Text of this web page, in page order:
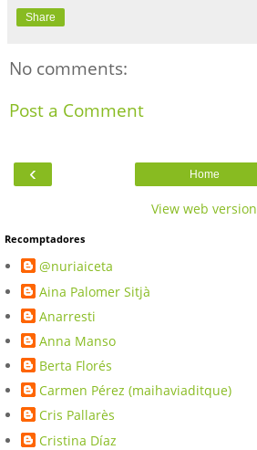
Share
No comments:
Post a Comment
‹ Home
View web version
Recomptadores
@nuriaiceta
Aina Palomer Sitjà
Anarresti
Anna Manso
Berta Florés
Carmen Pérez (maihaviaditque)
Cris Pallarès
Cristina Díaz